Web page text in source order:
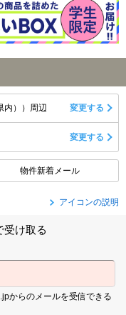
内））周辺 変更する
変更する
物件新着メール
アイコンの説明
受け取る
からのメールを受信できる